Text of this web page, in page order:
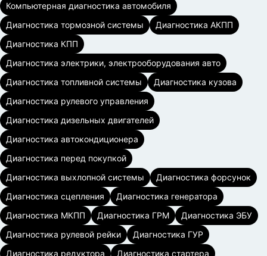
Компьютерная диагностика автомобиля
Диагностика тормозной системы
Диагностика АКПП
Диагностика КПП
Диагностика электрики, электрооборудования авто
Диагностика топливной системы
Диагностика кузова
Диагностика рулевого управления
Диагностика дизельных двигателей
Диагностика автокондиционера
Диагностика перед покупкой
Диагностика выхлопной системы
Диагностика форсунок
Диагностика сцепления
Диагностика генератора
Диагностика МКПП
Диагностика ГРМ
Диагностика ЭБУ
Диагностика рулевой рейки
Диагностика ГУР
Диагностика редуктора
Диагностика стартера